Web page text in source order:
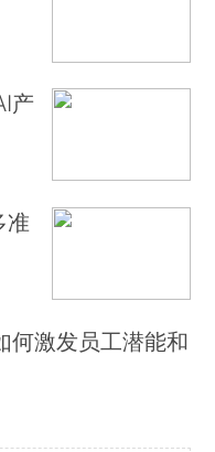
产
准
何激发员工潜能和